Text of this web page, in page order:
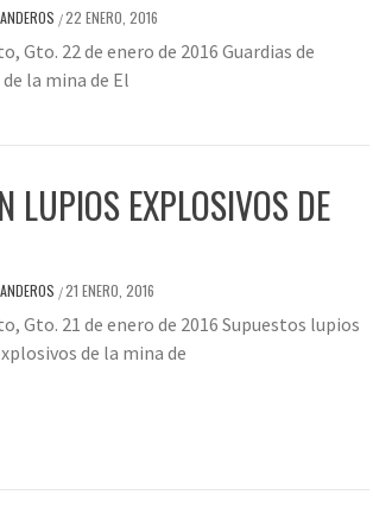
/22 ENERO, 2016
Gto. 22 de enero de 2016 Guardias de
la mina de El
LUPIOS EXPLOSIVOS DE
/21 ENERO, 2016
Gto. 21 de enero de 2016 Supuestos lupios
de la mina de